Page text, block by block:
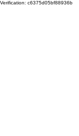
Verification: c6375d05bf88936b